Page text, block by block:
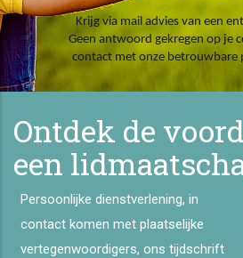
Krijg via mail advies van een
Geen antwoord gekregen op je
contact met onze betrouwbare
Ontdek de
een
Persoonlijke dienstverlening, in
contact komen met plaatselijke
vertegenwoordigers, ons tijdschrift